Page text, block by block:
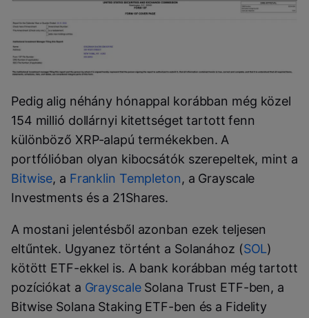
Pedig alig néhány hónappal korábban még közel
154 millió dollárnyi kitettséget tartott fenn
különböző XRP-alapú termékekben. A
portfólióban olyan kibocsátók szerepeltek, mint a
Bitwise, a Franklin Templeton, a Grayscale
Investmentsés a 21Shares.
A mostani jelentésből azonban ezek teljesen
eltűntek. Ugyanez történt a Solanához (SOL)
kötött ETF-ekkel is. A bank korábban még tartott
pozíciókat a GrayscaleSolana Trust ETF-ben, a
Bitwise Solana Staking ETF-ben és a Fidelity